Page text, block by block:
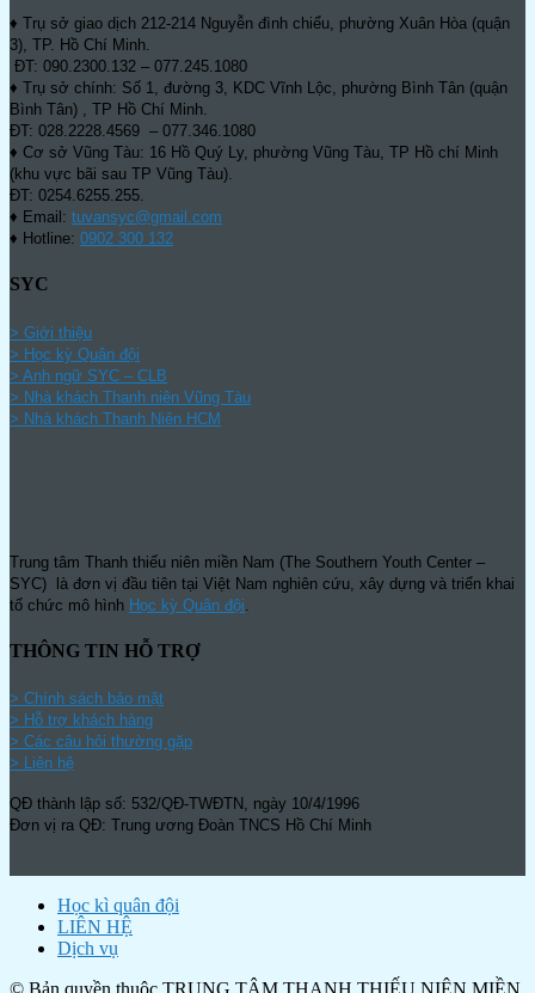
♦ Trụ sở giao dịch 212-214 Nguyễn đình chiểu, phường Xuân Hòa (quận
3), TP. Hồ Chí Minh.
ĐT: 090.2300.132 – 077.245.1080
♦ Trụ sở chính: Số 1, đường 3, KDC Vĩnh Lộc, phường Bình Tân (quận
Bình Tân) , TP Hồ Chí Minh.
ĐT: 028.2228.4569 – 077.346.1080
♦ Cơ sở Vũng Tàu: 16 Hồ Quý Ly, phường Vũng Tàu, TP Hồ chí Minh
(khu vực bãi sau TP Vũng Tàu).
ĐT: 0254.6255.255.
♦ Email: tuvansyc@gmail.com
♦ Hotline: 0902 300 132
SYC
> Giới thiệu
> Học kỳ Quân đội
> Anh ngữ SYC – CLB
> Nhà khách Thanh niên Vũng Tàu
> Nhà khách Thanh Niên HCM
Trung tâm Thanh thiếu niên miền Nam (The Southern Youth Center –
SYC) là đơn vị đầu tiên tại Việt Nam nghiên cứu, xây dựng và triển khai
tổ chức mô hình Học kỳ Quân đội
THÔNG TIN HỖ TRỢ
> Chính sách bảo mật
> Hỗ trợ khách hàng
> Các câu hỏi thường gặp
> Liên hệ
QĐ thành lập số: 532/QĐ-TWĐTN, ngày 10/4/1996
Đơn vị ra QĐ: Trung ương Đoàn TNCS Hồ Chí Minh
Học kì quân đội
LIÊN HỆ
Dịch vụ